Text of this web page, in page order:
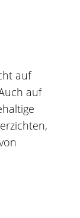
auf
auf